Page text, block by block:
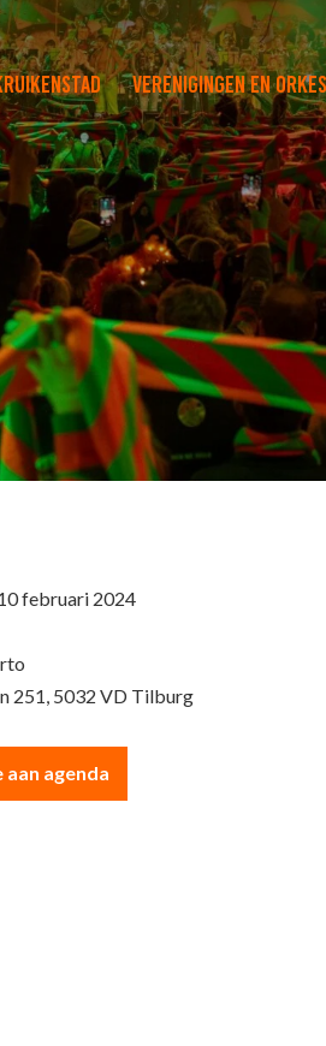
Verenigingen en
februari 2024
251, 5032 VD Tilburg
agenda